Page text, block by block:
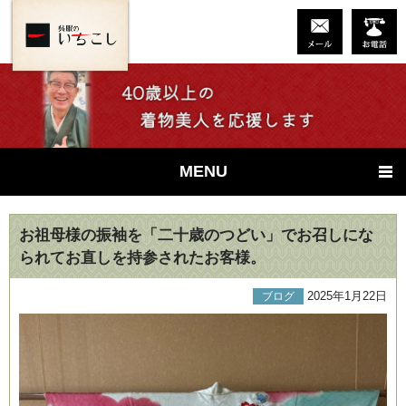
MENU
お祖母様の振袖を「二十歳のつどい」でお召しにな
られてお直しを持参されたお客様。
ブログ 2025年1月22日